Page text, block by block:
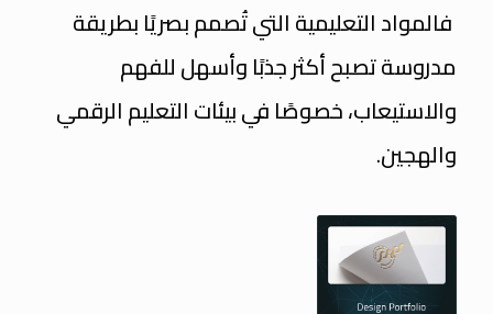
فالمواد التعليمية التي تُصمم بصريًا بطريقة
مدروسة تصبح أكثر جذبًا وأسهل للفهم
والاستيعاب، خصوصًا في بيئات التعليم الرقمي
والهجين.